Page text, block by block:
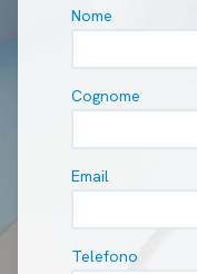
Nome
Cognome
Email
Telefono